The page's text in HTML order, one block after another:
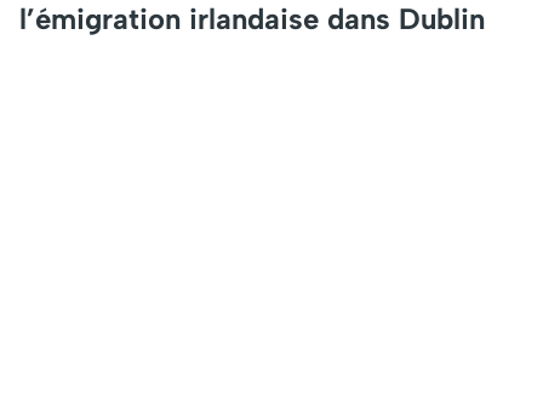
l’émigration irlandaise dans Dublin